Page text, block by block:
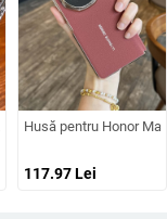
acoperire completă,
în flacără, design
Huawei Pura70/Pura70
Husă pentru Honor
117.97Lei